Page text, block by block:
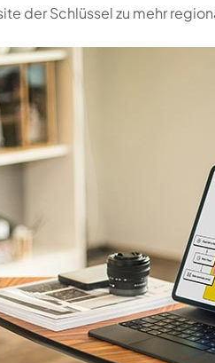
der Schlüssel zu mehr